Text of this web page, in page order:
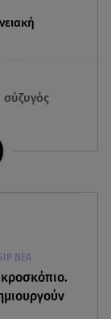
σύζυγός
του
ΝΕΑ